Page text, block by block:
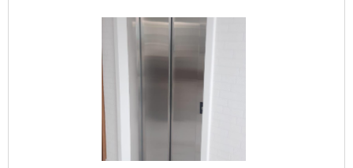
clientes, oferece itens variados como
elevador externo residencial e elevadores
de marca com ótima qualidade e proteção..